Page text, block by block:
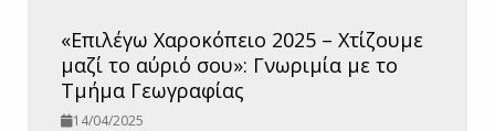
«Επιλέγω Χαροκόπειο 2025 – Χτίζουμε
μαζί το αύριό σου»: Γνωριμία με το
Τμήμα Γεωγραφίας
14/04/2025